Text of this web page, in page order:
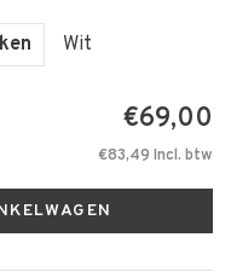
Wit
€69,00
€83,49 Incl. btw